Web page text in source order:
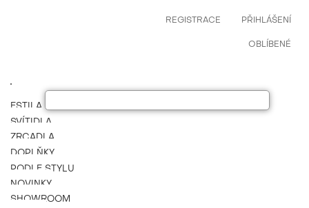
PŘIHLÁŠENÍ
REGISTRACE
OBLÍBENÉ
ESTILA NÁBYTEK
SVÍTIDLA
ZRCADLA
DOPLŇKY
PODLE STYLU
NOVINKY
SHOWROOM